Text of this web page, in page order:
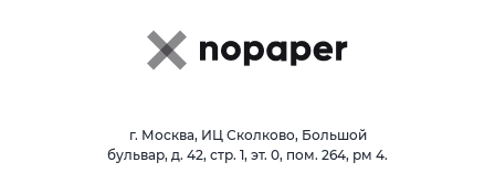
г. Москва, ИЦ Сколково, Большой
бульвар, д. 42, стр. 1, эт. 0, пом. 264, рм 4.